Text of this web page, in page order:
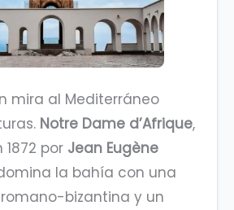
mira al Mediterráneo
Notre Dame d’Afrique,
por Jean Eugène
la bahía con una
bizantina y un